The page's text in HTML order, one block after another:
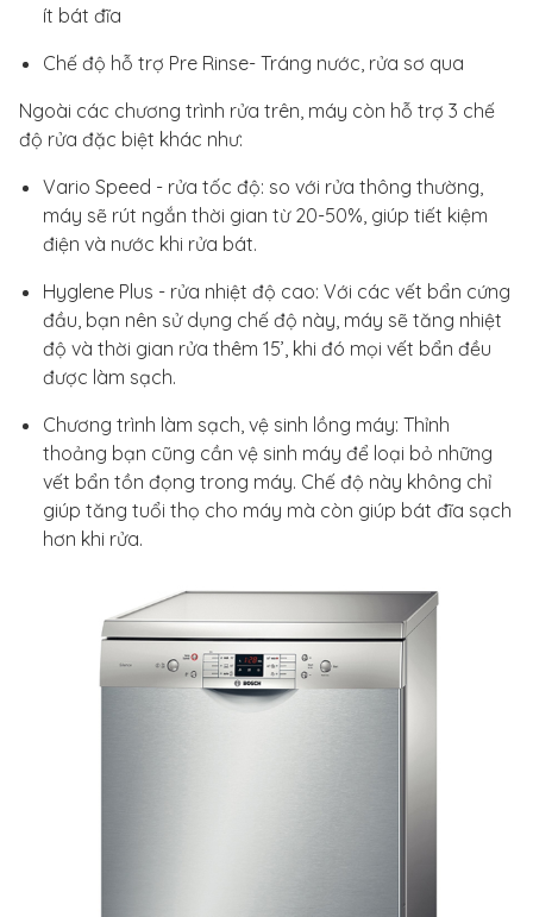
ít bát đĩa
Chế độ hỗ trợ Pre Rinse- Tráng nước, rửa sơ qua
Ngoài các chương trình rửa trên, máy còn hỗ trợ 3 chế
độ rửa đặc biệt khác như:
Vario Speed - rửa tốc độ: so với rửa thông thường,
máy sẽ rút ngắn thời gian từ 20-50%, giúp tiết kiệm
điện và nước khi rửa bát.
Hyglene Plus - rửa nhiệt độ cao: Với các vết bẩn cứng
đầu, bạn nên sử dụng chế độ này, máy sẽ tăng nhiệt
độ và thời gian rửa thêm 15’, khi đó mọi vết bẩn đều
được làm sạch.
Chương trình làm sạch, vệ sinh lồng máy: Thỉnh
thoảng bạn cũng cần vệ sinh máy để loại bỏ những
vết bẩn tồn đọng trong máy. Chế độ này không chỉ
giúp tăng tuổi thọ cho máy mà còn giúp bát đĩa sạch
hơn khi rửa.